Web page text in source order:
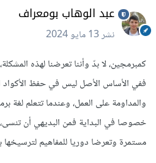
عبد الوهاب بومعراف
نشر13 مايو 2024
كمبرمجين، لا بدّ وأننا تعرضنا لهذه
ففي الأساس الأصل ليس في حفظ الأكواد
خصوصا في البداية فمن البديهي أن
مستمرة وتعرضا دوريا للمفاهيم